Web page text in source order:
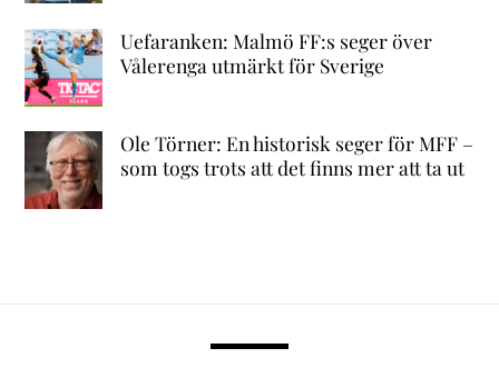
Uefaranken: Malmö FF:s seger över
Vålerenga utmärkt för Sverige
Ole Törner: En historisk seger för MFF –
som togs trots att det finns mer att ta ut